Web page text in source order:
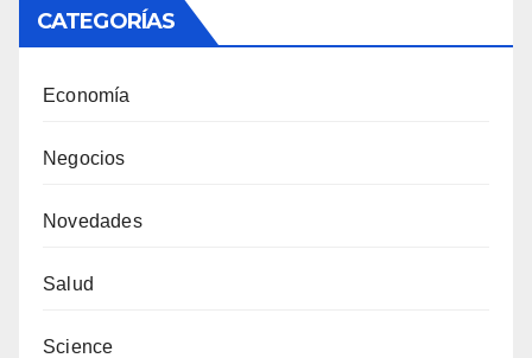
CATEGORÍAS
Economía
Negocios
Novedades
Salud
Science